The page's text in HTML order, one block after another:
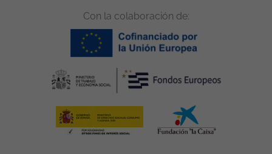
Con la colaboración de: